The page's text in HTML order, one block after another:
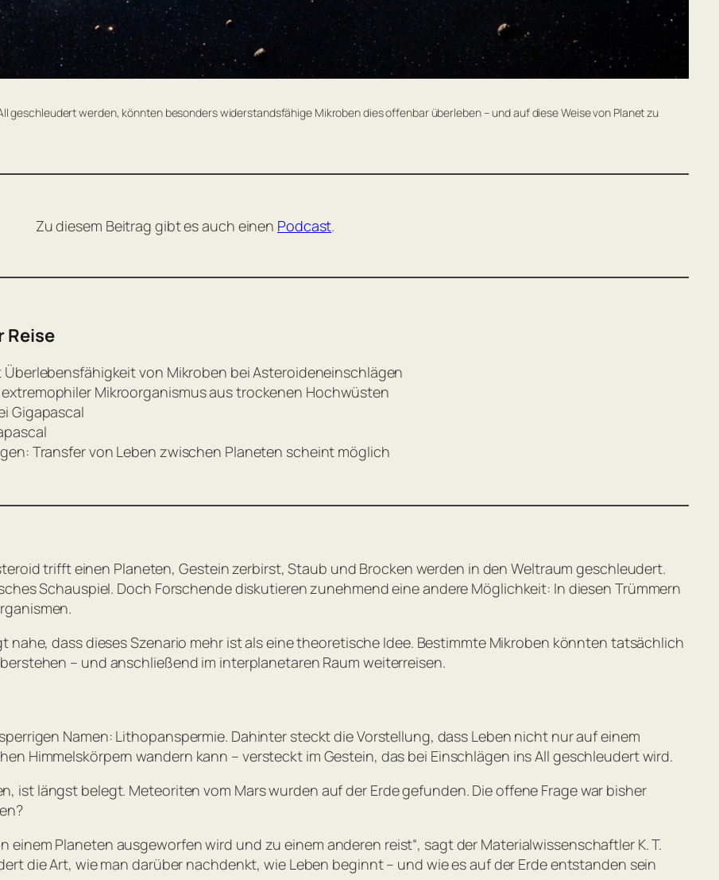
geschleudert werden, könnten besonders widerstandsfähige Mikroben dies offenbar überleben – und auf diese Weise von Planet zu
Zu diesem Beitrag gibt es auch einen Podcast.
Reise
von Mikroben bei Asteroideneinschlägen
Mikroorganismus aus trockenen Hochwüsten
Gigapascal
Transfer von Leben zwischen Planeten scheint möglich
trifft einen Planeten, Gestein zerbirst, Staub und Brocken werden in den Weltraum geschleudert.
Schauspiel. Doch Forschende diskutieren zunehmend eine andere Möglichkeit: In diesen Trümmern
nahe, dass dieses Szenario mehr ist als eine theoretische Idee. Bestimmte Mikroben könnten tatsächlich
– und anschließend im interplanetaren Raum weiterreisen.
Namen: Lithopanspermie. Dahinter steckt die Vorstellung, dass Leben nicht nur auf einem
Himmelskörpern wandern kann – versteckt im Gestein, das bei Einschlägen ins All geschleudert wird.
ist längst belegt. Meteoriten vom Mars wurden auf der Erde gefunden. Die offene Frage war bisher
Planeten ausgeworfen wird und zu einem anderen reist“, sagt der Materialwissenschaftler K. T.
die Art, wie man darüber nachdenkt, wie Leben beginnt – und wie es auf der Erde entstanden sein